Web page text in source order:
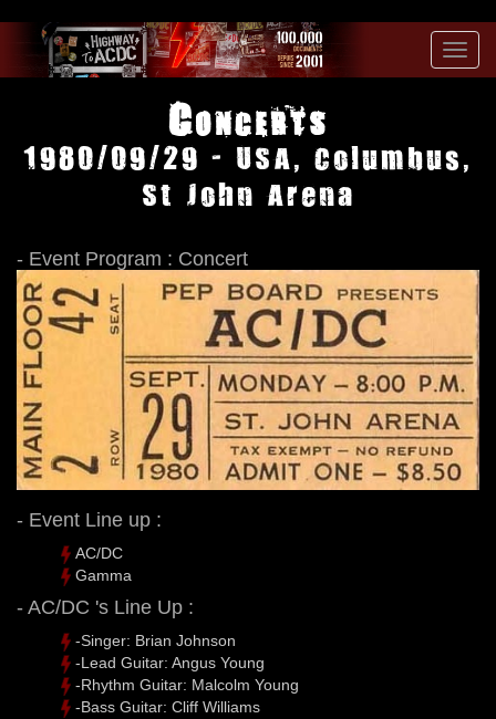
Concerts
1980/09/29 - USA, Columbus,
St John Arena
- Event Program : Concert
- Event Line up :
AC/DC
Gamma
- AC/DC 's Line Up :
-Singer: Brian Johnson
-Lead Guitar: Angus Young
-Rhythm Guitar: Malcolm Young
-Bass Guitar: Cliff Williams